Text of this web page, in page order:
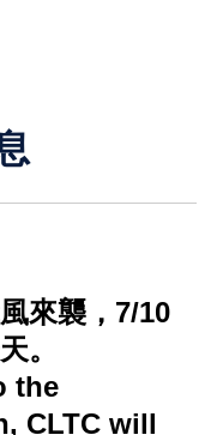
來襲，7/10
。
the
CLTC will